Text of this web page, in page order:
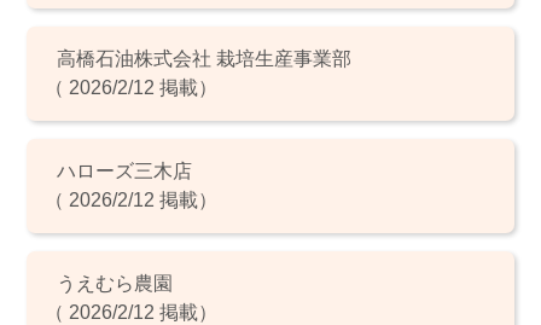
⾼橋⽯油株式会社 栽培⽣産事業部
（ 2026/2/12 掲載）
ハローズ三木店
（ 2026/2/12 掲載）
うえむら農園
（ 2026/2/12 掲載）